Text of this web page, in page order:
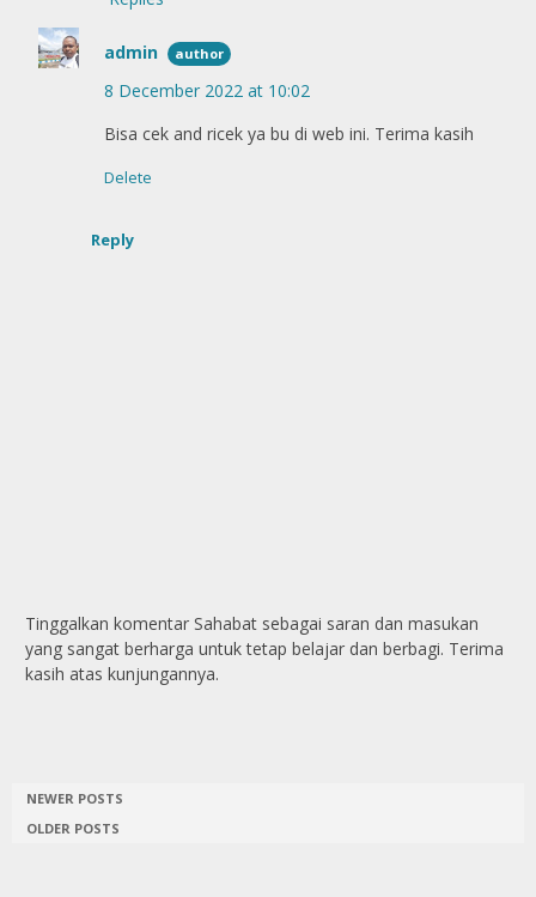
admin
8 December 2022 at 10:02
Bisa cek and ricek ya bu di web ini. Terima kasih
Delete
Reply
Tinggalkan komentar Sahabat sebagai saran dan masukan
yang sangat berharga untuk tetap belajar dan berbagi. Terima
kasih atas kunjungannya.
NEWER POSTS
OLDER POSTS